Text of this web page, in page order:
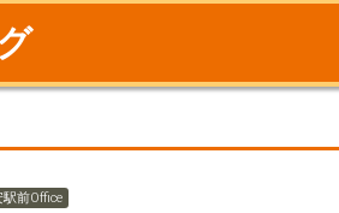
前Office